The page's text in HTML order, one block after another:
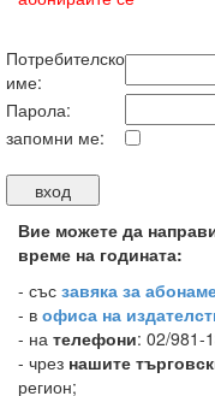
Потребителско
име:
Парола:
запомни ме:
Вие можете да
време на годината:
- със завяка за
- в офиса на
- на телефони: 02/981-
- чрез нашите
регион;